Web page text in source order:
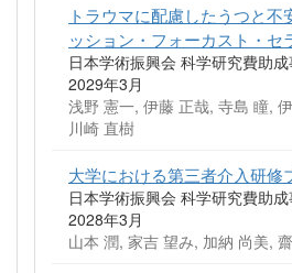
トラウマに配慮したうつと
ッション・フォーカスト・セ
日本学術振興会 科学研究費助
2029年3月
浅野 憲一, 伊藤 正哉, 寺島 瞳,
川崎 直樹
大学における第三者介入研修
日本学術振興会 科学研究費助
2028年3月
山本 潤, 家吉 望み, 加納 尚美,